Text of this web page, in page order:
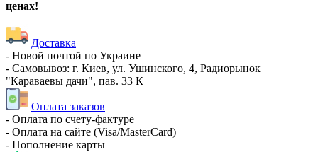
ценах!
Доставка
- Новой почтой по Украине
- Самовывоз: г. Киев, ул. Ушинского, 4, Радиорынок
"Караваевы дачи", пав. 33 К
Оплата заказов
- Оплата по счету-фактуре
- Оплата на сайте (Visa/MasterCard)
- Пополнение карты